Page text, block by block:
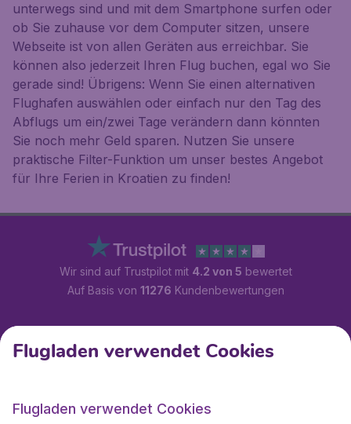
unterwegs sind und mit dem Smartphone surfen oder
ob Sie zuhause vor dem Computer sitzen, unsere
Webseite ist von allen Geräten aus erreichbar. Sie
können also jederzeit Ihren Flug buchen, egal wo Sie
gerade sind! Übrigens: Wenn Sie einen alternativen
Flughafen auswählen oder einfach nur den Tag des
Abflugs um ein/zwei Tage verändern dann könnten
Sie noch mehr Geld sparen. Nutzen Sie unsere
praktische Filter-Funktion um unser bestes Angebot
für Ihre Ferien in Kroatien zu finden!
Wir sind auf Trustpilot mit 4.2 von 5 bewertet
Auf Basis von 11276 Kundenbewertungen
Kundenservice
Flugladen.at
Flugladen verwendet Cookies
Flugladen verwendet Cookies